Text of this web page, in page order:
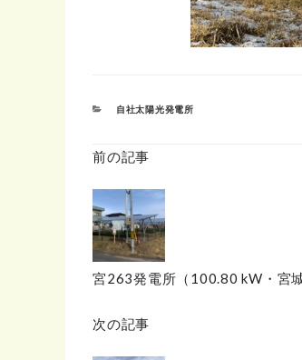
カ
リ
ー
自社太陽光発電所
前の記事
宮263発電所（100.80 kW・宮
次の記事